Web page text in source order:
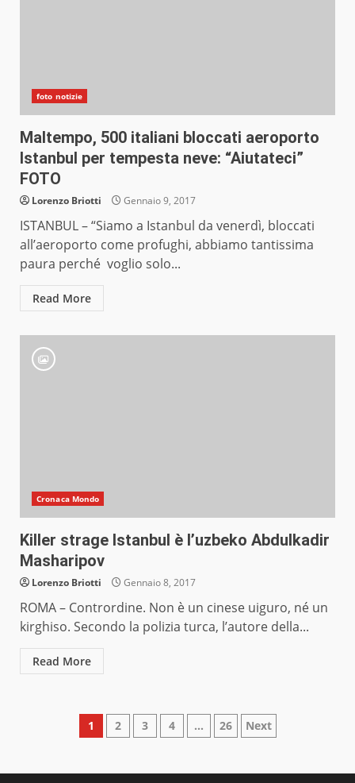
foto notizie
Maltempo, 500 italiani bloccati aeroporto
Istanbul per tempesta neve: “Aiutateci”
FOTO
Lorenzo Briotti Gennaio 9, 2017
ISTANBUL – “Siamo a Istanbul da venerdì, bloccati
all’aeroporto come profughi, abbiamo tantissima
paura perché voglio solo...
Read More
Cronaca Mondo
Killer strage Istanbul è l’uzbeko Abdulkadir
Masharipov
Lorenzo Briotti Gennaio 8, 2017
ROMA – Contrordine. Non è un cinese uiguro, né un
kirghiso. Secondo la polizia turca, l’autore della...
Read More
Paginazione
1 2 3 4 … 26 Next